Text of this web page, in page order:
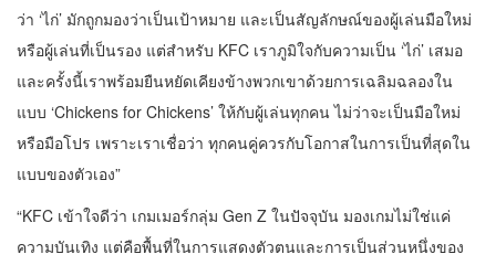
ว่า ‘ไก่’ มักถูกมองว่าเป็นเป้าหมาย และเป็นสัญลักษณ์ของผู้เล่นมือใหม่
หรือผู้เล่นที่เป็นรอง แต่สำหรับ KFC เราภูมิใจกับความเป็น ‘ไก่’ เสมอ
และครั้งนี้เราพร้อมยืนหยัดเคียงข้างพวกเขาด้วยการเฉลิมฉลองใน
แบบ ‘Chickens for Chickens’ ให้กับผู้เล่นทุกคน ไม่ว่าจะเป็นมือใหม่
หรือมือโปร เพราะเราเชื่อว่า ทุกคนคู่ควรกับโอกาสในการเป็นที่สุดใน
แบบของตัวเอง”
“KFC เข้าใจดีว่า เกมเมอร์กลุ่ม Gen Z ในปัจจุบัน มองเกมไม่ใช่แค่
ความบันเทิง แต่คือพื้นที่ในการแสดงตัวตนและการเป็นส่วนหนึ่งของ